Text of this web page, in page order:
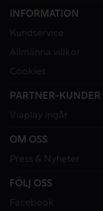
INFORMATION
Kundservice
Allmänna villkor
Cookies
PARTNER-KUNDER
Viaplay ingår
OM OSS
Press & Nyheter
FÖLJ OSS
Facebook